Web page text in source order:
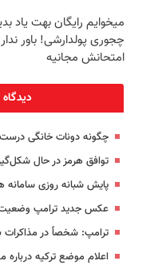
میخوایم رایگان بهت یاد
چجوری پولدارشی! باور
امتحانش مجانیه
چگونه دونات خانگی
توافق هرمز در حال
پایش شبانه روزی سامانه
عکس جدید ترامپ وضعیت
ترامپ: شخصاً در مذاکرات